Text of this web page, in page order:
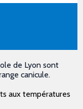
de Lyon sont
canicule.
aux températures